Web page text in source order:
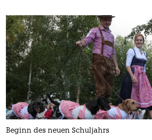
Beginn des neuen Schuljahrs